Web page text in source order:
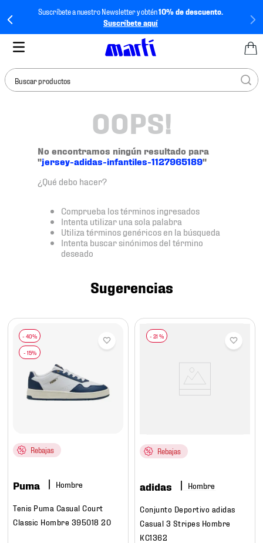
Suscríbete a nuestro Newsletter y obtén10% de descuento.
Suscríbete aquí
Buscar productos
OOPS!
No encontramos ningún resultado para
"jersey-adidas-infantiles-1127965189"
¿Qué debo hacer?
Comprueba los términos ingresados
Intenta utilizar una sola palabra
Utiliza términos genéricos en la búsqueda
Intenta buscar sinónimos del término
deseado
Sugerencias
Rebajas
Puma Hombre
Tenis Puma Casual Court
Classic Hombre 395018 20
- 21 %
Rebajas
adidas Hombre
Conjunto Deportivo adidas
Casual 3 Stripes Hombre
KC1362
tenis mujer
tenis hombre
tenis
tenis futbol
mochila
10. tenis nike